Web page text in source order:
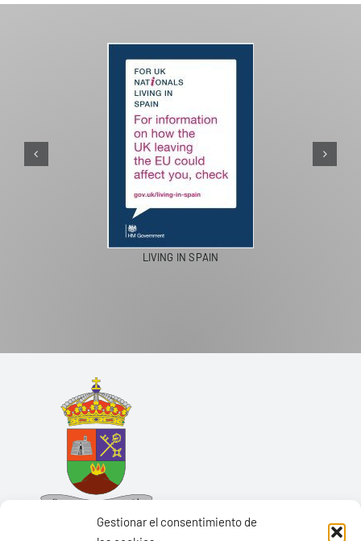
Gestionar el consentimiento de
LIVING IN SPAIN